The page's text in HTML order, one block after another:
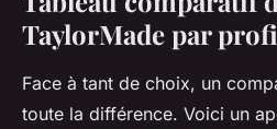
TaylorMade par
Face à tant de choix, un
toute la différence. Voici un